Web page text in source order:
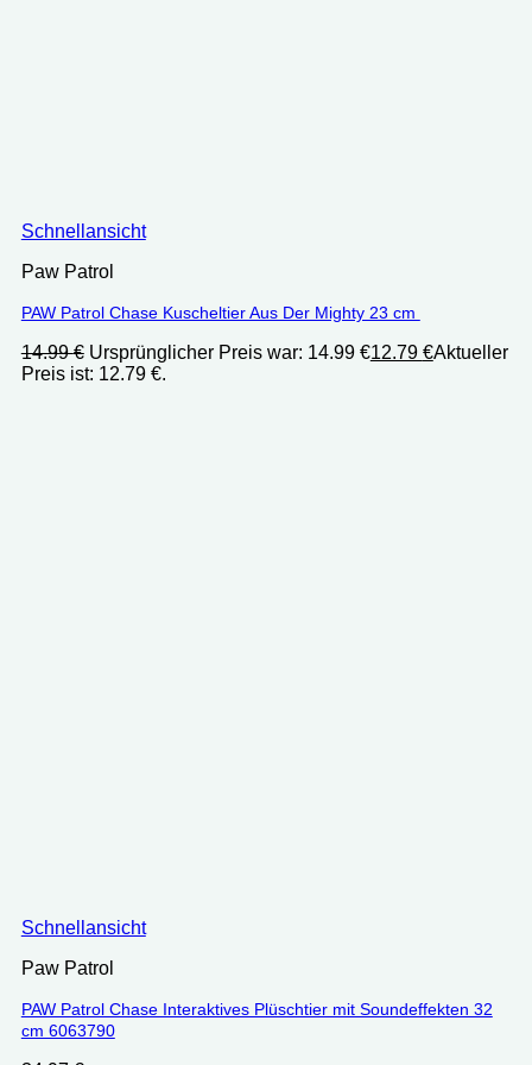
Schnellansicht
Paw Patrol
PAW Patrol Chase Kuscheltier Aus Der Mighty 23 cm ‎
14.99€ Ursprünglicher Preis war: 14.99 €12.79 €Aktueller
Preis ist: 12.79 €.
Schnellansicht
Paw Patrol
PAW Patrol Chase Interaktives Plüschtier mit Soundeffekten 32
cm ‎‎‎6063790